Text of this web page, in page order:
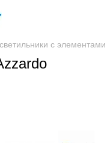
с элементами